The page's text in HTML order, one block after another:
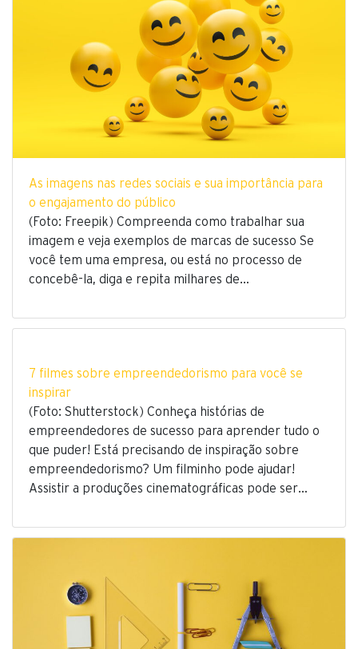
As imagens nas redes sociais e sua importância para
o engajamento do público
(Foto: Freepik) Compreenda como trabalhar sua
imagem e veja exemplos de marcas de sucesso Se
você tem uma empresa, ou está no processo de
concebê-la, diga e repita milhares de…
7 filmes sobre empreendedorismo para você se
inspirar
(Foto: Shutterstock) Conheça histórias de
empreendedores de sucesso para aprender tudo o
que puder! Está precisando de inspiração sobre
empreendedorismo? Um filminho pode ajudar!
Assistir a produções cinematográficas pode ser…